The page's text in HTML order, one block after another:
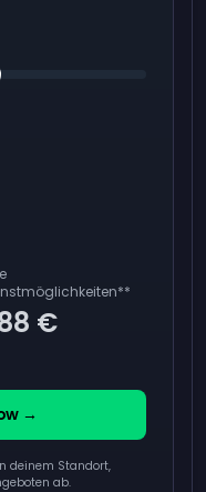
**
€
→
deinem Standort,
ab.